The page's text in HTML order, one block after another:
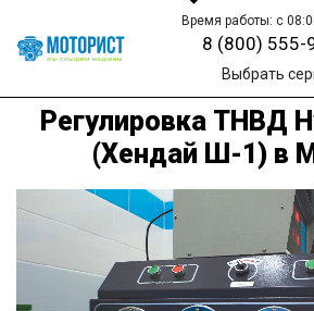
Время работы: с
8 (800) 555-
Выбрать
Регулировка ТНВД
(Хендай Ш-1) в